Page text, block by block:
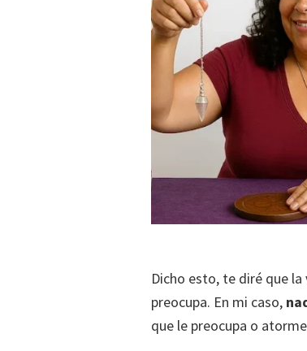
Dicho esto, te diré que
preocupa. En mi caso,
que le preocupa o